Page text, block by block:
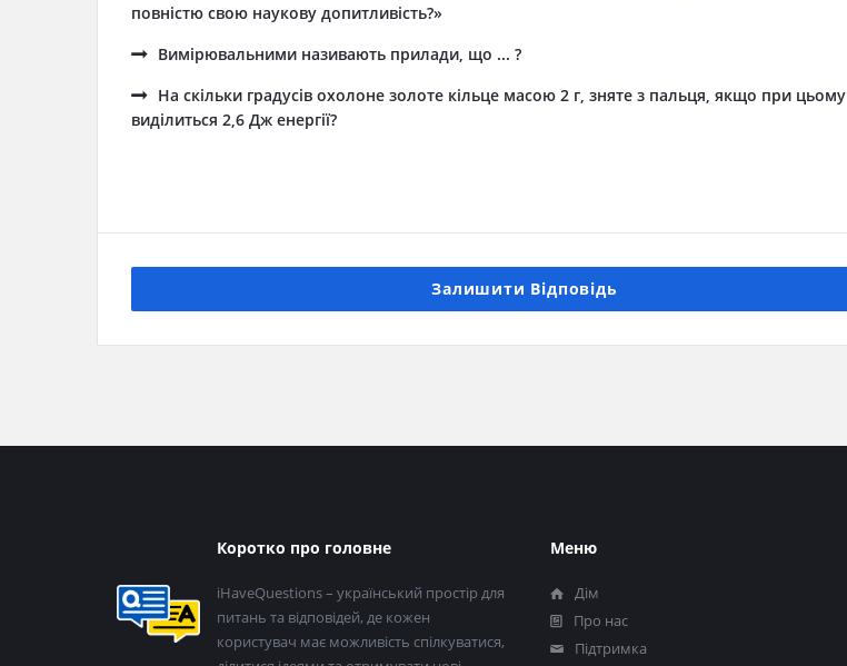
повністю свою наукову допитливість?»
Вимірювальними називають прилади, що ... ?
На скільки градусів охолоне золоте кільце масою 2 г, зняте з пальця, якщо при цьому
виділиться 2,6 Дж енергії?
Залишити Відповідь
колонтитул
Коротко про головне
iHaveQuestions – український простір для
питань та відповідей, де кожен
користувач має можливість спілкуватися,
Меню
Дім
Про нас
Підтримка